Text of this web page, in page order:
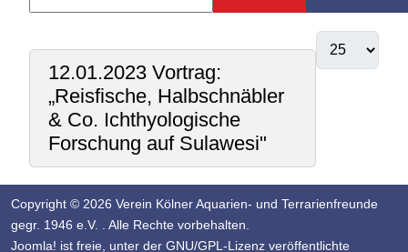
12.01.2023 Vortrag:
„Reisfische, Halbschnäbler
& Co. Ichthyologische
Forschung auf Sulawesi"
Copyright © 2026 Verein Kölner Aquarien- und Terrarienfreunde
gegr. 1946 e.V. . Alle Rechte vorbehalten.
Joomla! ist freie, unter der GNU/GPL-Lizenz veröffentlichte